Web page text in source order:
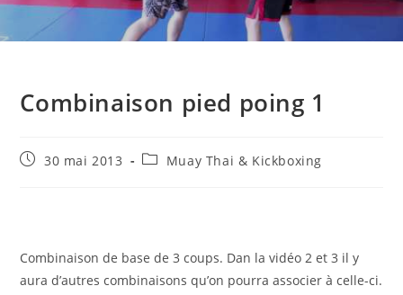
Combinaison pied poing 1
Publication
30 mai 2013
PostMuay Thai & Kickboxing
Combinaison de base de 3 coups. Dan la vidéo 2 et 3 il y
aura d’autres combinaisons qu’on pourra associer à celle-ci.